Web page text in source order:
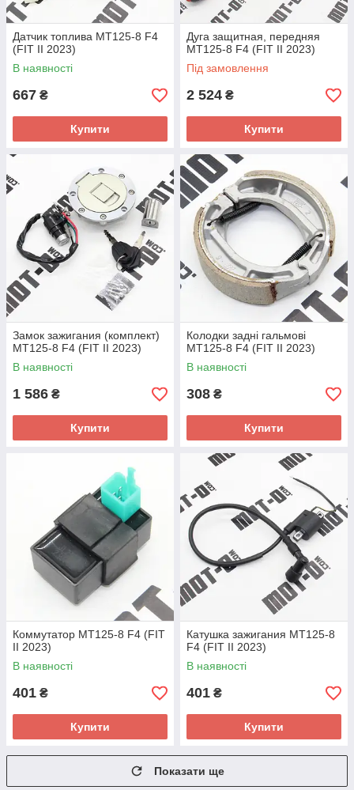
Датчик топлива МТ125-8 F4
(FIT II 2023)
В наявності
667 ₴
Купити
Дуга защитная, передняя
МТ125-8 F4 (FIT II 2023)
Під замовлення
2 524 ₴
Купити
Замок зажигания (комплект)
МТ125-8 F4 (FIT II 2023)
В наявності
1 586 ₴
Купити
Колодки задні гальмові
МТ125-8 F4 (FIT II 2023)
В наявності
308 ₴
Купити
Коммутатор МТ125-8 F4 (FIT
II 2023)
В наявності
401 ₴
Купити
Катушка зажигания МТ125-8
F4 (FIT II 2023)
В наявності
401 ₴
Купити
Показати ще